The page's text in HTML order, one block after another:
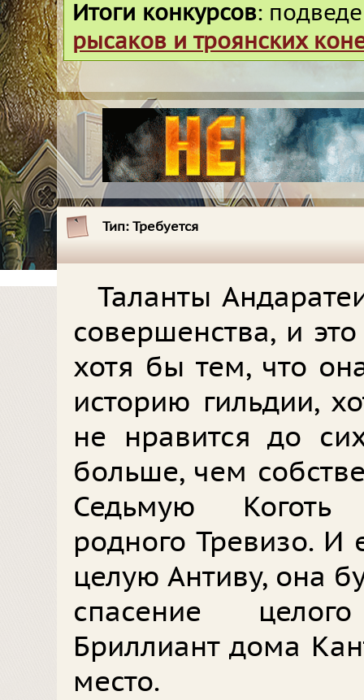
Итоги конкурсов:
рысаков и троянских
Тип: Требуется
Таланты
совершенства, и
хотя бы тем, что
историю гильдии,
не нравится до
больше, чем
Седьмую Коготь
родного Тревизо. И
целую Антиву, она
спасение
Бриллиант дома
место.